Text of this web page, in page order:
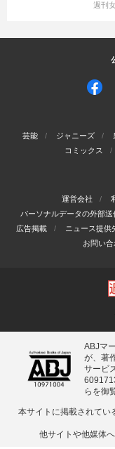
週刊
芸能 ジャニーズ
コミックス
運営会社
パーソナルデータの外部送
広告掲載
ニュース提供
お問い合
ABJマ
が、著
サービ
らを御
本サイトに掲載されてい
他サイトや他媒体